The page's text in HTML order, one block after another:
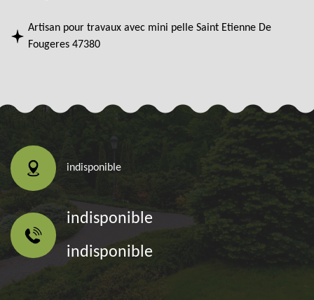
Artisan pour travaux avec mini pelle Saint Etienne De
Fougeres 47380
indisponible
indisponible
indisponible